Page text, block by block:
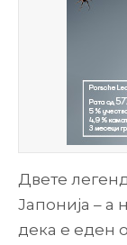
Двете
Јапонија – а
дека е еден